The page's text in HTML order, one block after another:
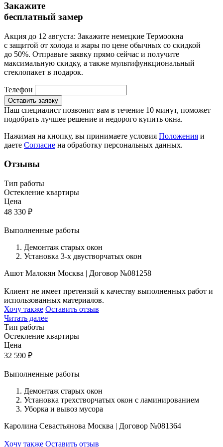
Закажите
бесплатный замер
Акция до 12 августа: Закажите немецкие Термоокна
с защитой от холода и жары по цене обычных со скидкой
до 50%. Отправьте заявку прямо сейчас и получите
максимальную скидку, а также мультифункциональный
стеклопакет в подарок.
Телефон
Оставить заявку
Наш специалист позвонит вам в течение 10 минут, поможет
подобрать лучшее решение и недорого купить окна.
Нажимая на кнопку, вы принимаете условия Положения и
даете Согласие на обработку персональных данных.
Отзывы
Тип работы
Остекление квартиры
Цена
48 330 ₽
Выполненные работы
Демонтаж старых окон
Установка 3-х двустворчатых окон
Ашот Малокян Москва | Договор №081258
Клиент не имеет претензий к качеству выполненных работ и
использованных материалов.
Хочу также Оставить отзыв
Читать далее
Тип работы
Остекление квартиры
Цена
32 590 ₽
Выполненные работы
Демонтаж старых окон
Установка трехстворчатых окон с ламинированием
Уборка и вывоз мусора
Каролина Севастьянова Москва | Договор №081364
Хочу также Оставить отзыв